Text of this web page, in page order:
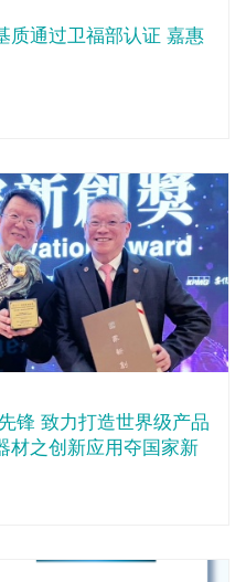
质通过卫福部认证 嘉惠
锋 致力打造世界级产品
材之创新应用夺国家新